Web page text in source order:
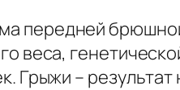
передней
веса,
Грыжи –